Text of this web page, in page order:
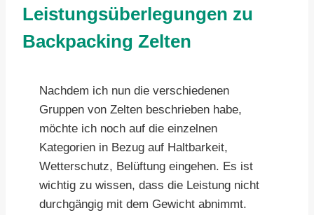
Leistungsüberlegungen zu
Backpacking Zelten
Nachdem ich nun die verschiedenen
Gruppen von Zelten beschrieben habe,
möchte ich noch auf die einzelnen
Kategorien in Bezug auf Haltbarkeit,
Wetterschutz, Belüftung eingehen. Es ist
wichtig zu wissen, dass die Leistung nicht
durchgängig mit dem Gewicht abnimmt.